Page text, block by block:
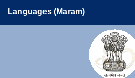
Languages (Maram)